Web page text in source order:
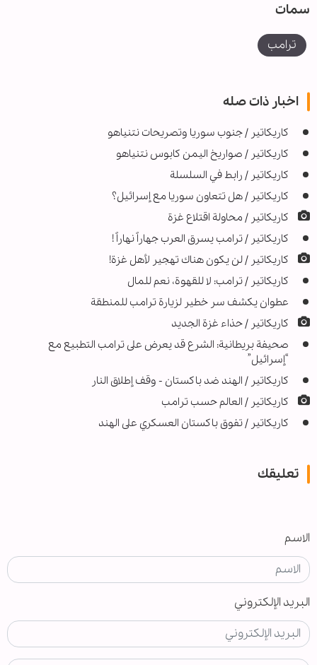
سمات
ترامب
اخبار ذات صله
كاريكاتير / جنوب سوريا وتصريحات نتنياهو
كاريكاتير / صواريخ اليمن كابوس نتنياهو
كاريكاتير / رابط في السلسلة
كاريكاتير / هل تتعاون سوريا مع إسرائيل؟
كاريكاتير / محاولة اقتلاع غزة
كاريكاتير / ترامب يسرق العرب جهاراً نهاراً !
كاريكاتير / لن يكون هناك تهجير لأهل غزة!
كاريكاتير / ترامب: لا للقهوة، نعم للمال
عطوان يكشف سر خطير لزيارة ترامب للمنطقة
كاريكاتير / حذاء غزة الجديد
صحيفة بريطانية: الشرع قد يعرض على ترامب التطبيع مع
“إسرائيل”
كاريكاتير / الهند ضد باكستان - وقف إطلاق النار
کاریکاتیر / العالم حسب ترامب
كاريكاتير / تفوق باكستان العسكري على الهند
تعليقك
الاسم
البريد الإلكتروني